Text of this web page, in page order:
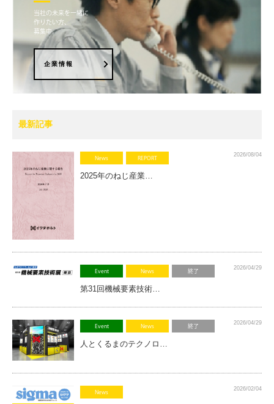
当社の未来を一緒に
作りたい方、
募集中。
企業情報
最新記事
News REPORT
2026/08/04
2025年のねじ産業…
Event News 終了
2026/04/29
第31回機械要素技術…
Event News 終了
2026/04/29
人とくるまのテクノロ…
News
2026/02/04